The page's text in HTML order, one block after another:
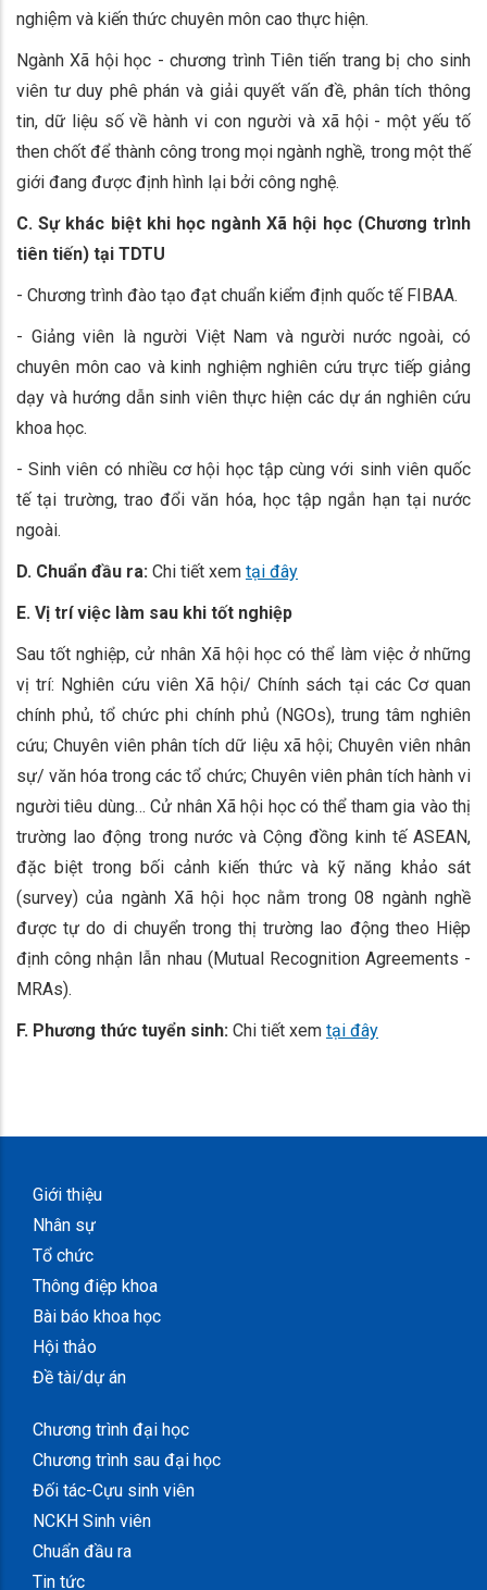
nghiệm và kiến thức chuyên môn cao thực hiện.
Ngành Xã hội học - chương trình Tiên tiến trang bị cho sinh
viên tư duy phê phán và giải quyết vấn đề, phân tích thông
tin, dữ liệu số về hành vi con người và xã hội - một yếu tố
then chốt để thành công trong mọi ngành nghề, trong một thế
giới đang được định hình lại bởi công nghệ.
C. Sự khác biệt khi học ngành Xã hội học (Chương trình
tiên tiến) tại TDTU
- Chương trình đào tạo đạt chuẩn kiểm định quốc tế FIBAA.
- Giảng viên là người Việt Nam và người nước ngoài, có
chuyên môn cao và kinh nghiệm nghiên cứu trực tiếp giảng
dạy và hướng dẫn sinh viên thực hiện các dự án nghiên cứu
khoa học.
- Sinh viên có nhiều cơ hội học tập cùng với sinh viên quốc
tế tại trường, trao đổi văn hóa, học tập ngắn hạn tại nước
ngoài.
D. Chuẩn đầu ra: Chi tiết xem tại đây
E. Vị trí việc làm sau khi tốt nghiệp
Sau tốt nghiệp, cử nhân Xã hội học có thể làm việc ở những
vị trí: Nghiên cứu viên Xã hội/ Chính sách tại các Cơ quan
chính phủ, tổ chức phi chính phủ (NGOs), trung tâm nghiên
cứu; Chuyên viên phân tích dữ liệu xã hội; Chuyên viên nhân
sự/ văn hóa trong các tổ chức; Chuyên viên phân tích hành vi
người tiêu dùng… Cử nhân Xã hội học có thể tham gia vào thị
trường lao động trong nước và Cộng đồng kinh tế ASEAN,
đặc biệt trong bối cảnh kiến thức và kỹ năng khảo sát
(survey) của ngành Xã hội học nằm trong 08 ngành nghề
được tự do di chuyển trong thị trường lao động theo Hiệp
định công nhận lẫn nhau (Mutual Recognition Agreements -
MRAs).
F. Phương thức tuyển sinh: Chi tiết xem tại đây
Giới thiệu
Nhân sự
Tổ chức
Thông điệp khoa
Bài báo khoa học
Hội thảo
Đề tài/dự án
Chương trình đại học
Chương trình sau đại học
Đối tác-Cựu sinh viên
NCKH Sinh viên
Chuẩn đầu ra
Tin tức